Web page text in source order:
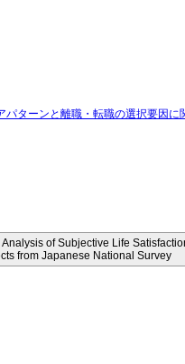
パターンと離職・転職の選択要因に
of Subjective Life
from Japanese National Survey